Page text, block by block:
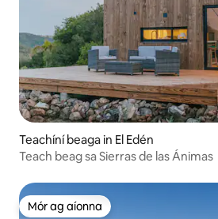
Teachíní beaga in El Edén
Teach beag sa Sierras de las Ánimas
Mór ag aíonna
Mór ag aíonna